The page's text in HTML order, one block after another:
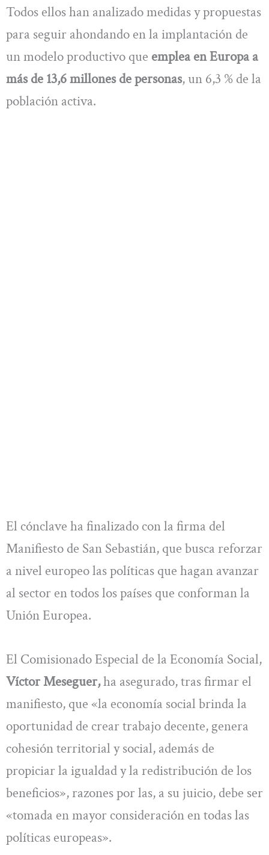
Todos ellos han analizado medidas y propuestas
para seguir ahondando en la implantación de
un modelo productivo que emplea en Europa a
más de 13,6 millones de personas, un 6,3 % de la
población activa.
El cónclave ha finalizado con la firma del
Manifiesto de San Sebastián, que busca reforzar
a nivel europeo las políticas que hagan avanzar
al sector en todos los países que conforman la
Unión Europea.
El Comisionado Especial de la Economía Social,
Víctor Meseguer,ha asegurado, tras firmar el
manifiesto, que «la economía social brinda la
oportunidad de crear trabajo decente, genera
cohesión territorial y social, además de
propiciar la igualdad y la redistribución de los
beneficios», razones por las, a su juicio, debe ser
«tomada en mayor consideración en todas las
políticas europeas».